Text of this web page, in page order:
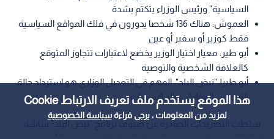
هذا الموقع يستخدم ملف تعريف الارتباط Cookie
لمزيد من المعلومات ، يرجى قراءةسياسة الخصوصية
السياسية" ورئيس الوزراء يتكتم بشدة
العموش: هناك 136 شخصا يدورون في فلك المواقع السياسية
فقط كوزير أو سفير أو عين
أبو طير: معيار اختيار الوزير يخضع لاعتبارات تتجاوز المتوقع
كالعلاقة الشخصية والتوصية
أبو طيرلـ"نبض البلد": المهم في التعديل الوزاري هو استرداد حالة
الثقة بين المواطن والمؤسسات
سلطت التصريحات الصادرة عن ضيوف برنامج "نبض البلد" شاشة